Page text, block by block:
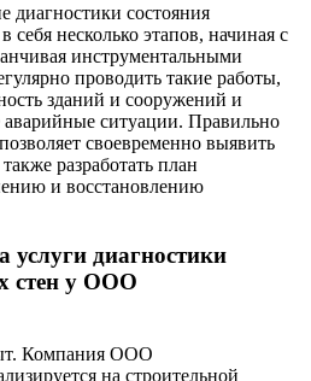
диагностики состояния
несколько этапов, начиная с
инструментальными
проводить такие работы,
зданий и сооружений и
ситуации. Правильно
своевременно выявить
разработать план
и восстановлению
услуги диагностики
стен у ООО
Компания ООО
на строительной